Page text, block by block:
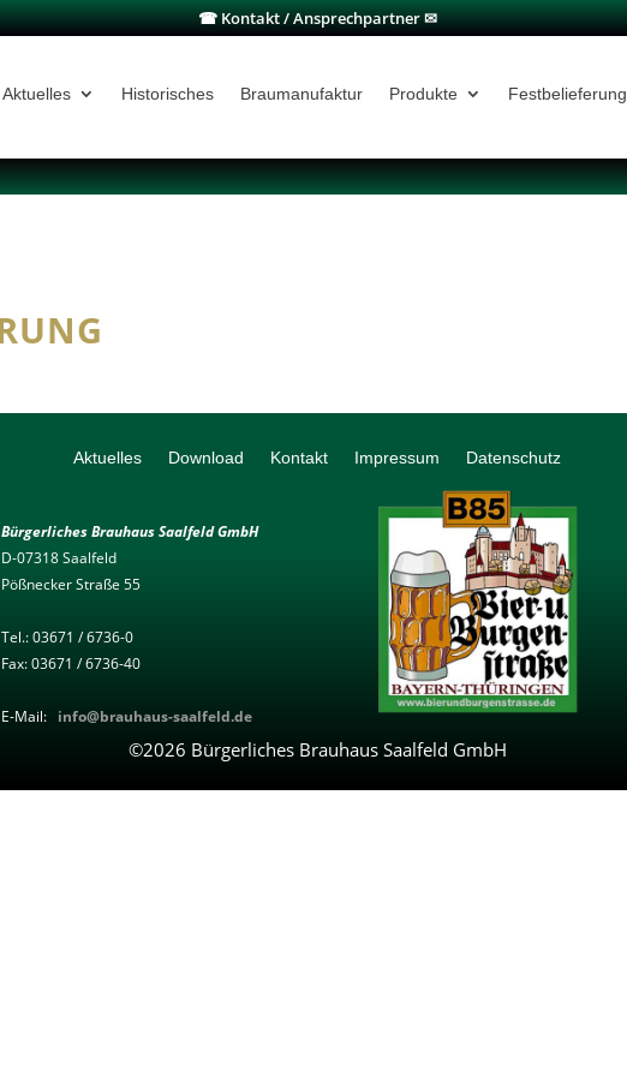
☎ Kontakt / Ansprechpartner ✉
Aktuelles Historisches Braumanufaktur Produkte Festbelieferung
Aktuelles Download Kontakt Impressum Datenschutz
Bürgerliches Brauhaus Saalfeld GmbH
D-07318 Saalfeld
Pößnecker Straße 55
Tel.: 03671 / 6736-0
Fax: 03671 / 6736-40
E-Mail: info@brauhaus-saalfeld.de
©2026 Bürgerliches Brauhaus Saalfeld GmbH